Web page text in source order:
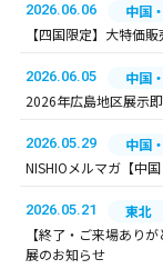
2026.06.06
中国
【四国限定】大特価
2026.06.05
中国
2026年広島地区展示
2026.05.29
中国
NISHIOメルマガ【中
2026.05.21
東北
【終了・ご来場あり
展のお知らせ